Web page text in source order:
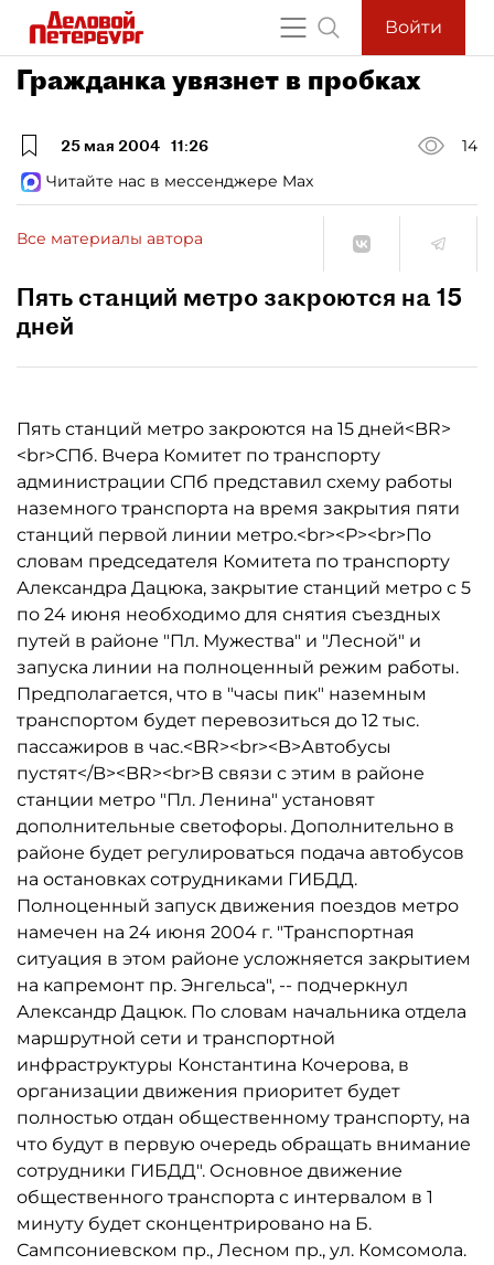
Войти
Гражданка увязнет в пробках
25 мая 2004 11:26
14
Читайте нас в мессенджере Max
Все материалы автора
Пять станций метро закроются на 15
дней
Пять станций метро закроются на 15 дней<BR>
<br>СПб. Вчера Комитет по транспорту
администрации СПб представил схему работы
наземного транспорта на время закрытия пяти
станций первой линии метро.<br><P><br>По
словам председателя Комитета по транспорту
Александра Дацюка, закрытие станций метро с 5
по 24 июня необходимо для снятия съездных
путей в районе "Пл. Мужества" и "Лесной" и
запуска линии на полноценный режим работы.
Предполагается, что в "часы пик" наземным
транспортом будет перевозиться до 12 тыс.
пассажиров в час.<BR><br><B>Автобусы
пустят</B><BR><br>В связи с этим в районе
станции метро "Пл. Ленина" установят
дополнительные светофоры. Дополнительно в
районе будет регулироваться подача автобусов
на остановках сотрудниками ГИБДД.
Полноценный запуск движения поездов метро
намечен на 24 июня 2004 г. "Транспортная
ситуация в этом районе усложняется закрытием
на капремонт пр. Энгельса", -- подчеркнул
Александр Дацюк. По словам начальника отдела
маршрутной сети и транспортной
инфраструктуры Константина Кочерова, в
организации движения приоритет будет
полностью отдан общественному транспорту, на
что будут в первую очередь обращать внимание
сотрудники ГИБДД". Основное движение
общественного транспорта с интервалом в 1
минуту будет сконцентрировано на Б.
Сампсониевском пр., Лесном пр., ул. Комсомола.